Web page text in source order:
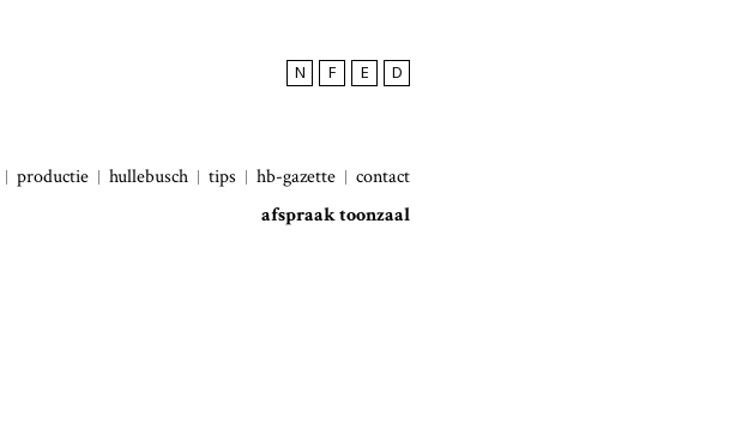
N F E D
productie hullebusch tips hb-gazette
contact
afspraak toonzaal